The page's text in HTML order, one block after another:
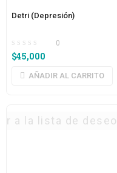
Detri (Depresión)
0
$45,000
AÑADIR AL CARRITO
a la lista de